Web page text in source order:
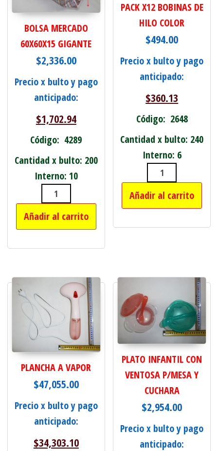
BOLSA MERCADO
60X60X15 GIGANTE
$2,336.00
Precio x bulto y pago
anticipado:
$1,702.94
Código: 4289
Cantidad x bulto: 200
Interno: 10
BOLSA MERCADO 60X60X15
Añadir al carrito
PACK X12 BOBINAS DE
HILO COLOR
$494.00
Precio x bulto y pago
anticipado:
$360.13
Código: 2648
Cantidad x bulto: 240
Interno: 6
PACK X12
Añadir al carrito
PLANCHA A VAPOR
$47,055.00
Precio x bulto y pago
anticipado:
$34,303.10
PLATO INFANTIL CON
VENTOSA P/MESA Y
CUCHARA
$2,954.00
Precio x bulto y pago
anticipado: